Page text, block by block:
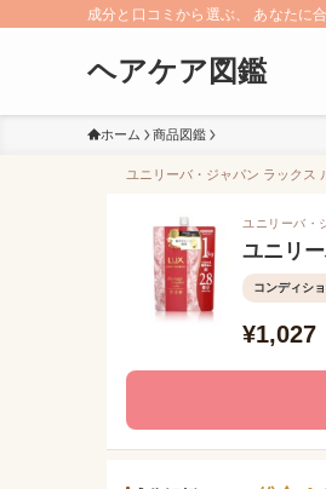
成分と口コミから選ぶ、 あなたに
ヘアケア図鑑
ホーム 商品図鑑
ユニリーバ・ジャパン ラックス
ユニリーバ・
ユニリ
コンディシ
¥1,027